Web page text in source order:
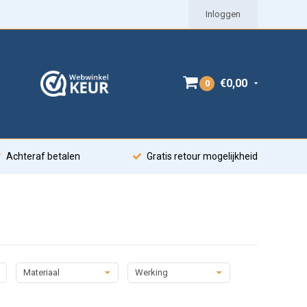
Inloggen
0 €0,00
Achteraf betalen Gratis retour mogelijkheid
Materiaal Werking